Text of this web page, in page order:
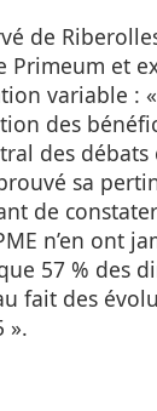
de
Primeum et
variable :
des
des
sa
de
n’en ont
57 % des
fait des
».